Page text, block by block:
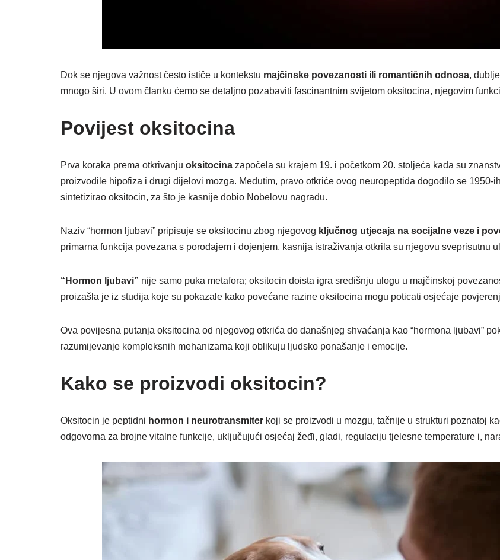
Dok se njegova važnost često ističe u kontekstu majčinske povezanosti ili romantičnih odnosa,
mnogo širi. U ovom članku ćemo se detaljno pozabaviti fascinantnim svijetom oksitocina, njegovim
Povijest oksitocina
Prva koraka prema otkrivanju oksitocina započela su krajem 19. i početkom 20. stoljeća kada su
proizvodile hipofiza i drugi dijelovi mozga. Međutim, pravo otkriće ovog neuropeptida dogodilo se
sintetizirao oksitocin, za što je kasnije dobio Nobelovu nagradu.
Naziv “hormon ljubavi” pripisuje se oksitocinu zbog njegovog ključnog utjecaja na socijalne veze i
primarna funkcija povezana s porođajem i dojenjem, kasnija istraživanja otkrila su njegovu sveprisutnu
“Hormon ljubavi” nije samo puka metafora; oksitocin doista igra središnju ulogu u majčinskoj
proizašla je iz studija koje su pokazale kako povećane razine oksitocina mogu poticati osjećaje
Ova povijesna putanja oksitocina od njegovog otkrića do današnjeg shvaćanja kao “hormona ljubavi”
razumijevanje kompleksnih mehanizama koji oblikuju ljudsko ponašanje i emocije.
Kako se proizvodi oksitocin?
Oksitocin je peptidni hormon i neurotransmiter koji se proizvodi u mozgu, tačnije u strukturi poznatoj
odgovorna za brojne vitalne funkcije, uključujući osjećaj žeđi, gladi, regulaciju tjelesne temperature i,